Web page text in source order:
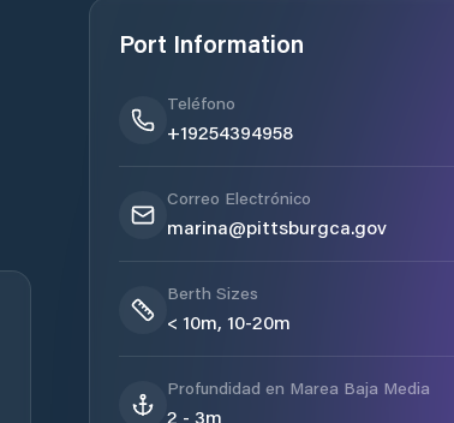
Port Information
Teléfono
+19254394958
Correo Electrónico
marina@pittsburgca.gov
Berth Sizes
< 10m, 10-20m
Profundidad en Marea Baja Media
2 - 3m